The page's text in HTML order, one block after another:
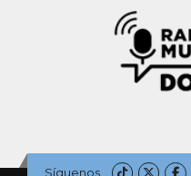
Síguenos